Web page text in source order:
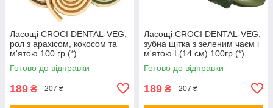
Ласощі CROCI DENTAL-VEG,
рол з арахісом, кокосом та
м'ятою 100 гр (*)
Готово до відправки
189 ₴ 207 ₴
Ласощі CROCI DENTAL-VEG,
зубна щітка з зеленим чаєм і
м'ятою L(14 см) 100гр (*)
Готово до відправки
189 ₴ 207 ₴